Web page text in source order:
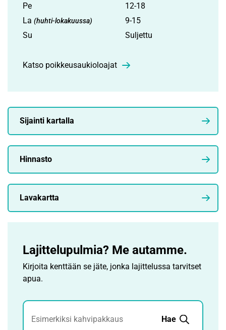
Pe
12-18
La (huhti-lokakuussa)
9-15
Su
Suljettu
Katso poikkeusaukioloajat
Sijainti kartalla
Hinnasto
Lavakartta
Lajittelupulmia? Me autamme.
Kirjoita kenttään se jäte, jonka lajittelussa tarvitset
apua.
Jätehaku
Hae